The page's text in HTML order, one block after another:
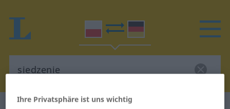
Ihre Privatsphäre ist uns wichtig